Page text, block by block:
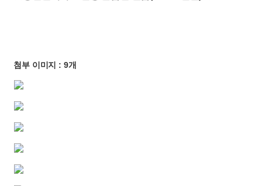
첨부 이미지 : 9개